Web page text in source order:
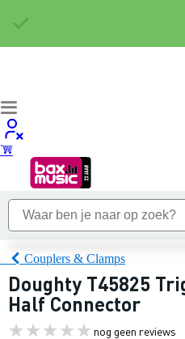
Couplers & Clamps
Doughty T45825
Half Connector
nog geen reviews